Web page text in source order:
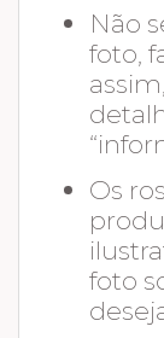
Não
foto,
Os
foto